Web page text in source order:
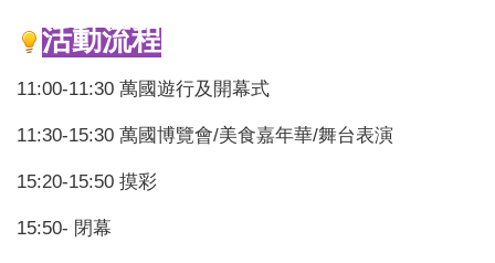
活動流程
11:00-11:30 萬國遊行及開幕式
11:30-15:30 萬國博覽會/美食嘉年華/舞台表演
15:20-15:50 摸彩
15:50- 閉幕